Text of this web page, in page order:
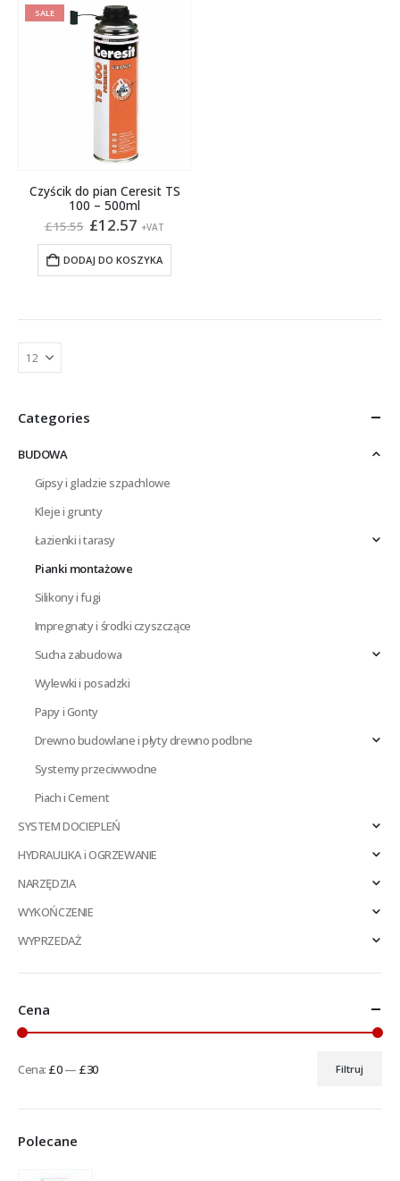
SALE
Czyścik do pian Ceresit TS
100 – 500ml
£15.55 Pierwotna
wynosiła:
£15.55.
£12.57 Aktualna
wynosi:
£12.57.
+VAT
DODAJ DO KOSZYKA
Categories
BUDOWA
Gipsy i gladzie szpachlowe
Kleje i grunty
Łazienki i tarasy
Pianki montażowe
Silikony i fugi
Impregnaty i środki czyszczące
Sucha zabudowa
Wylewki i posadzki
Papy i Gonty
Drewno budowlane i płyty drewno podbne
Systemy przeciwwodne
Piach i Cement
SYSTEM DOCIEPLEŃ
HYDRAULIKA i OGRZEWANIE
NARZĘDZIA
WYKOŃCZENIE
WYPRZEDAŻ
Cena
Cena
Cena
Filtruj
Cena: £0— £30
Polecane